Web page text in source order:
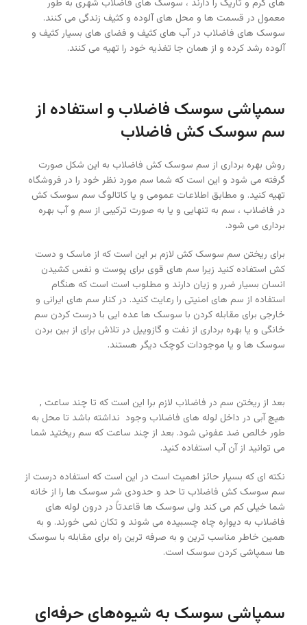
های گرم و تاریک را دارند ، سوسک های فاضلاب شهری به طور
معمول در قسمت ها و محل های آلوده و کثیف زندگی می کنند.
سوسک های فاضلاب در آب های کثیف و فضای های بسیار کثیف و
آلوده رشد کرده و از همان جا تغذیه خود را تهیه می کنند.
سمپاشی سوسک فاضلاب و استفاده از
سم سوسک کش فاضلاب
روش بهره برداری از سم سوسک کش فاضلاب به این شکل صورت
گرفته می شود و این است که شما سم مورد نظر خود را در فروشگاه
تهیه کنید. و مطابق اطلاعات عمومی و یا کاتالوگ سم سوسک کش
در فاضلاب ، سم به تنهایی و یا به صورت ترکیبی از سم و آب بهره
برداری می شود.
برای ریختن سم سوسک کش لازم بر این است که از ماسک و دست
کش استفاده کنید زیرا سم های قوی برای پوست و نفس کشیدن
انسان بسیار ضرر و زیان دارند و مطلوب است است که هنگام
استفاده از سم های امنیتی را رعایت کنید. در کنار سم های ایرانی و
خارجی برای مقابله کردن با سوسک ها عده ایی با درست کردن سم
خانگی و یا بهره برداری از نفت و گازوییل در تلاش برای از بین بردن
سوسک ها و یا موجودات کوچک دیگر هستند.
بعد از ریختن سم در فاضلاب لازم برا این است که تا چند ساعت ,
هیچ آبی در داخل لوله های فاضلاب وجود نداشته باشد تا محل به
طور خالص ضد عفونی شود. بعد از چند ساعت که سم ریختید شما
می توانید از آن آب استفاده کنید.
نکته ای که بسیار حائز اهمیت است در این است که استفاده درست از
سم سوسک کش فاضلاب تا حد و حدودی شر سوسک ها را از خانه
شما خیلی کم می کند ولی سوسک ها قاعدتاً در درون لوله های
فاضلاب به دیواره چاه چسبیده می شوند و تکان نمی خورند. و به
همین خاطر مناسب ترین و به صرفه ترین راه برای مقابله با سوسک
ها سمپاشی کردن سوسک است.
سمپاشی سوسک به شیوه‌های حرفه‌ای